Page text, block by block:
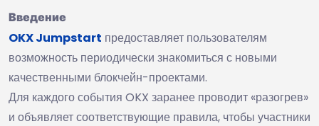
Введение
OKX Jumpstart предоставляет пользователям
возможность периодически знакомиться с новыми
качественными блокчейн-проектами.
Для каждого события OKX заранее проводит «разогрев»
и объявляет соответствующие правила, чтобы участники